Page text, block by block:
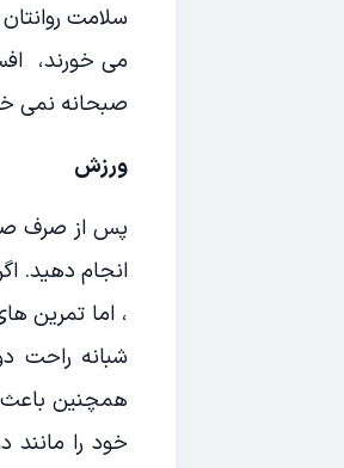
سلامت
می خورند،
صبحانه نمی
ورزش
پس از صرف
انجام دهید.
، اما تمرین
شبانه راحت
همچنین باعث
خود را